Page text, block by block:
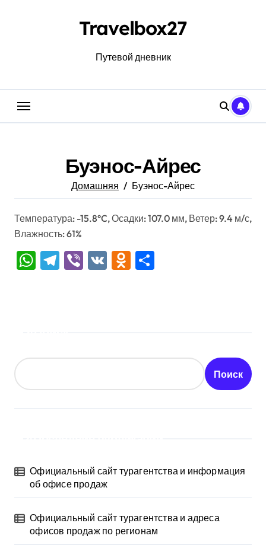
Travelbox27
Путевой дневник
Буэнос-Айрес
Домашняя Буэнос-Айрес
Температура: -15.8°C, Осадки: 107.0 мм, Ветер: 9.4 м/с,
Влажность: 61%
WhatsApp
Telegram
Viber
VK Odnoklassniki
Поиск
Официальный сайт турагентства и информация
об офисе продаж
Официальный сайт турагентства и адреса
офисов продаж по регионам